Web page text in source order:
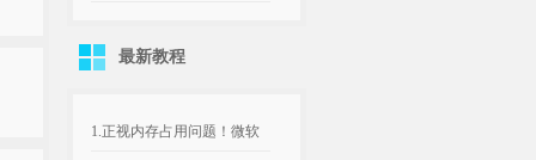
文版最新教程
1.正视内存占用问题！微软